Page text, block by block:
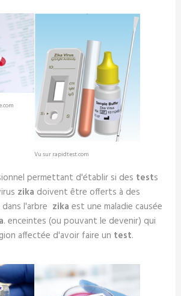
Vu sur rapidtest.com
permettant d'établir si des tests
zika doivent être offerts à des
l'arbre zika est une maladie causée
. enceintes (ou pouvant le devenir) qui
affectée d'avoir faire un test.